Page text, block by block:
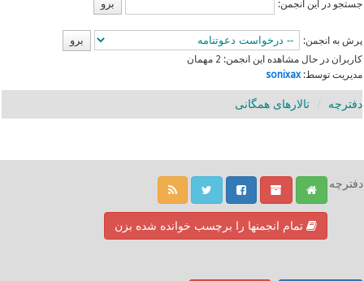
جستجو در این انجمن:
پرش به انجمن:
کاربران در حال مشاهده این انجمن: 2 مهمان
مدیریت توسط:sonixax
دفترچه تالارهای همگانی
دفترچه
تمام انجمنها را برچسب خوانده شده بزن